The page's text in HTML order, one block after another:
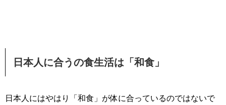
日本人に合うの食生活は「和食」
日本人にはやはり「和食」が体に合っているのではないで